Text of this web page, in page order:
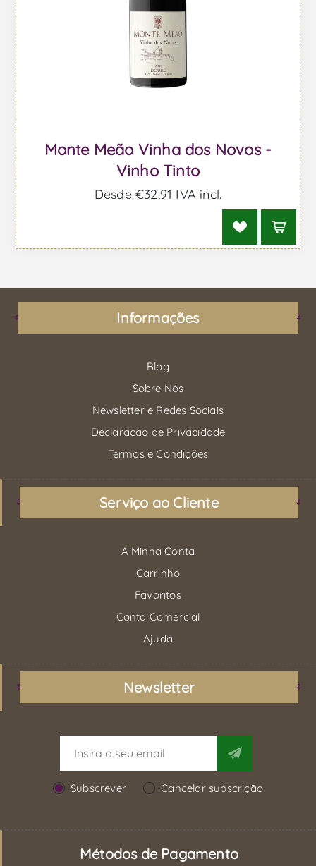
Monte Meão Vinha dos Novos -
Vinho Tinto
Desde €32,91 IVA incl.
Informações
Blog
Sobre Nós
Newsletter e Redes Sociais
Declaração de Privacidade
Termos e Condições
Serviço ao Cliente
A Minha Conta
Carrinho
Favoritos
Conta Comercial
Ajuda
Newsletter
Subscrever Cancelar subscrição
Métodos de Pagamento